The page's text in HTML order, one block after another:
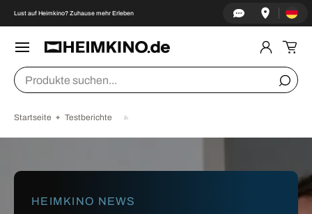
↵Zum Inhalt springen
↵Zum Menü springen
↵Fußzeile springen
↵Barrierefreiheits-Widget öffnen
DIREKT ZUM INHALT
Lust auf Heimkino? Zuhause mehr Erleben Land/
Suchen
Startseite Testberichte
HEIMKINO NEWS